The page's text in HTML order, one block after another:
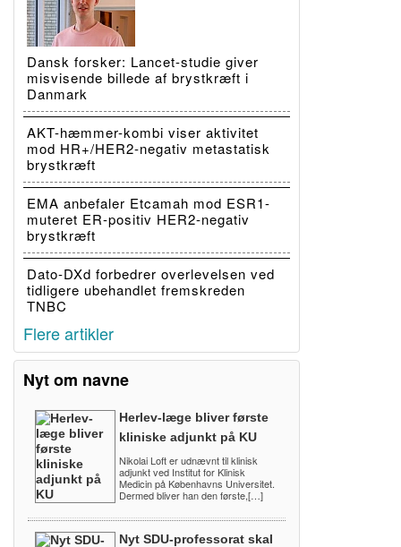
Dansk forsker: Lancet-studie giver
misvisende billede af brystkræft i
Danmark
AKT-hæmmer-kombi viser aktivitet
mod HR+/HER2-negativ metastatisk
brystkræft
EMA anbefaler Etcamah mod ESR1-
muteret ER-positiv HER2-negativ
brystkræft
Dato-DXd forbedrer overlevelsen ved
tidligere ubehandlet fremskreden
TNBC
Flere artikler
Nyt om navne
Herlev-læge bliver første
kliniske adjunkt på KU
Nikolai Loft er udnævnt til klinisk
adjunkt ved Institut for Klinisk
Medicin på Københavns Universitet.
Dermed bliver han den første,[…]
Nyt SDU-professorat skal